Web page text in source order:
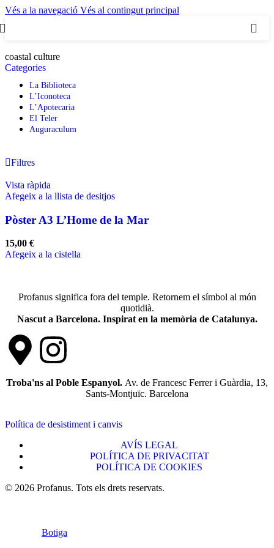
Vés a la navegació Vés al contingut principal
coastal culture
Categories
La Biblioteca
L’Iconoteca
L’Apotecaria
El Teler
Auguraculum
Filtres
Vista ràpida
Afegeix a la llista de desitjos
Pòster A3 L’Home de la Mar
15,00 €
Afegeix a la cistella
Profanus significa fora del temple. Retornem el símbol al món
quotidià.
Nascut a Barcelona. Inspirat en la memòria de Catalunya.
Troba'ns al Poble Espanyol. Av. de Francesc Ferrer i Guàrdia, 13,
Sants-Montjuïc. Barcelona
Política de desistiment i canvis
AVÍS LEGAL
POLÍTICA DE PRIVACITAT
POLÍTICA DE COOKIES
© 2026 Profanus. Tots els drets reservats.
Botiga